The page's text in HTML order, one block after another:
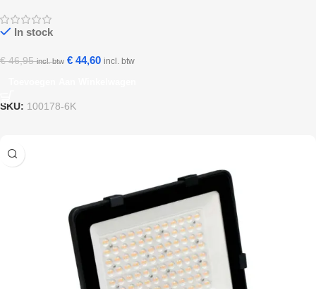
In stock
€46,95 incl. btw € 44,60 incl. btw
SKU: 100178-6K